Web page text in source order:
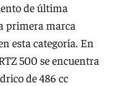
de última
primera marca
esta categoría. En
500 se encuentra
de 486 cc